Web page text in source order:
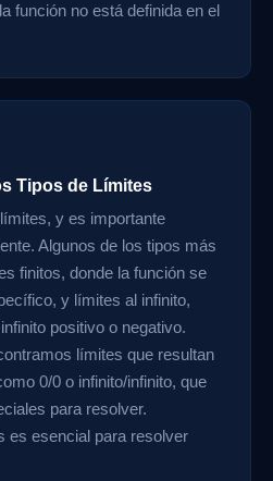
función no está definida en el
Tipos de Límites
y es importante
Algunos de los tipos más
finitos, donde la función se
y límites al infinito,
positivo o negativo.
límites que resultan
0/0 o infinito/infinito, que
para resolver.
es esencial para resolver